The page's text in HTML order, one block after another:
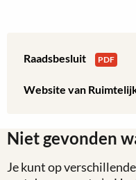
Raadsbesluit PDF
Download:
Raadsbesluit
Website van
Lees
over
Website
Niet gevonden
Je kunt op